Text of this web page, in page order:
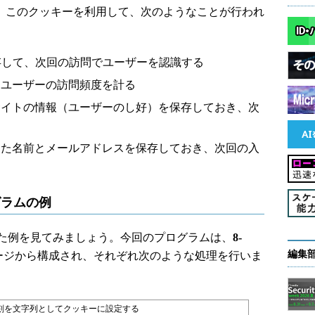
のクッキーを利用して、次のようなことが行われ
て、次回の訪問でユーザーを認識する
ーザーの訪問頻度を計る
トの情報（ユーザーのし好）を保存しておき、次
名前とメールアドレスを保存しておき、次回の入
ムの例
を見てみましょう。今回のプログラムは、 8-
ジから構成され、それぞれ次のような処理を行いま
文字列としてクッキーに設定する
編集